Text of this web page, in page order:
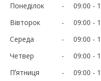
Понеділок 09:00
Вівторок
09:00
Середа
09:00
Четвер
09:00
Пʼятниця
09:00